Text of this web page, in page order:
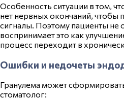
Особенность ситуации в том,
нет нервных окончаний, чтобы
сигналы. Поэтому пациенты
воспринимает это как
процесс переходит в
Ошибки и недочеты
Гранулема может
стоматолог: